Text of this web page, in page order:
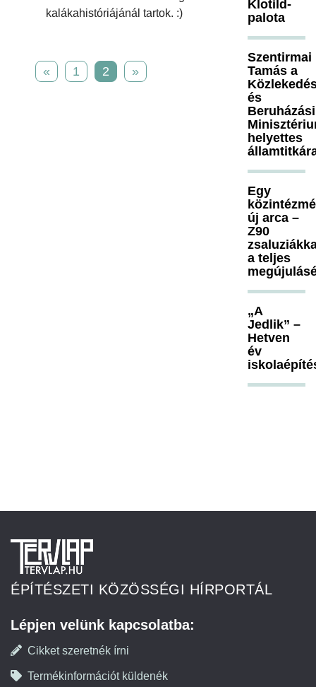
kalákahistóriájánál tartok. :)
« 1 2 »
Klotild-
palota
Szentirmai
Tamás a
és
Beruházási
helyettes
Egy
új arca –
Z90
a teljes
„A
Jedlik” –
Hetven
év
ÉPÍTÉSZETI KÖZÖSSÉGI HÍRPORTÁL
Lépjen velünk kapcsolatba:
Cikket szeretnék írni
Termékinformációt küldenék